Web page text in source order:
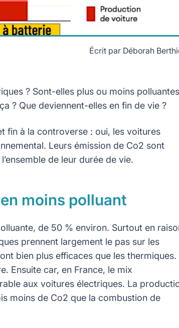
voiture thermique. Crédits Rapport annuel 2025
Écrit par Déborah
? Sont-elles plus ou moins polluantes
? Que deviennent-elles en fin de vie ?
fin à la controverse : oui, les voitures
Leurs émission de Co2 sont
de leur durée de vie.
moins polluant
de 50 % environ. Surtout en
prennent largement le pas sur les
bien plus efficaces que les thermiques.
Ensuite car, en France, le mix
aux voitures électriques. La
moins de Co2 que la combustion de